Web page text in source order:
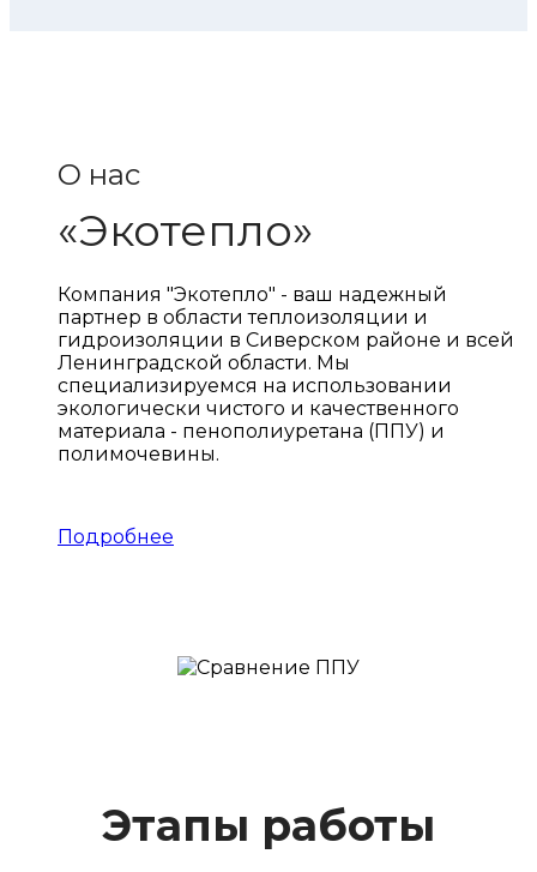
О нас
«Экотепло»
Компания "Экотепло" - ваш надежный
партнер в области теплоизоляции и
гидроизоляции в Сиверском районе и всей
Ленинградской области. Мы
специализируемся на использовании
экологически чистого и качественного
материала - пенополиуретана (ППУ) и
полимочевины.
Подробнее
Этапы работы